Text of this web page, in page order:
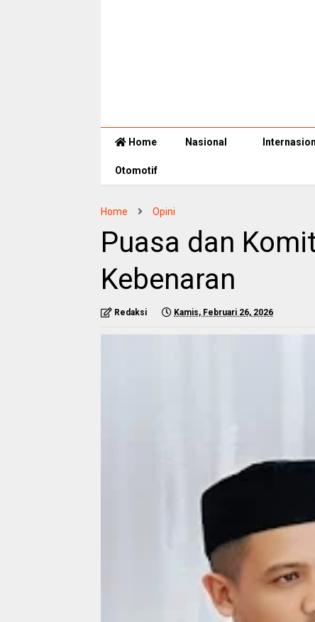
Home Nasional
Otomotif
Home Opini
Puasa dan
Kebenaran
Redaksi Kamis, Februari 26, 2026